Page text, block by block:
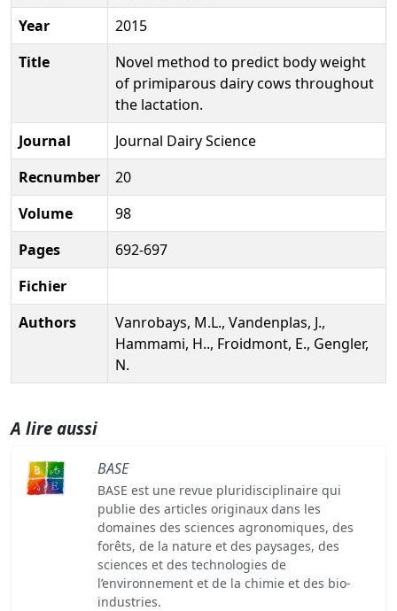
Year
2015
Title
Novel method to predict body weight
of primiparous dairy cows throughout
the lactation.
Journal
Journal Dairy Science
Recnumber
20
Volume
98
Pages
692-697
Fichier
Authors
Vanrobays, M.L., Vandenplas, J.,
Hammami, H.., Froidmont, E., Gengler,
N.
A lire aussi
BASE
BASE est une revue pluridisciplinaire qui
publie des articles originaux dans les
domaines des sciences agronomiques, des
forêts, de la nature et des paysages, des
sciences et des technologies de
l’environnement et de la chimie et des bio-
industries.